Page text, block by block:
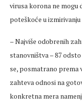
virusa korona ne mogu
poteškoće u
– Najviše odobrenih
stanovništva – 87
se, posmatrano prema
zahteva odnosi na
konkretna mera